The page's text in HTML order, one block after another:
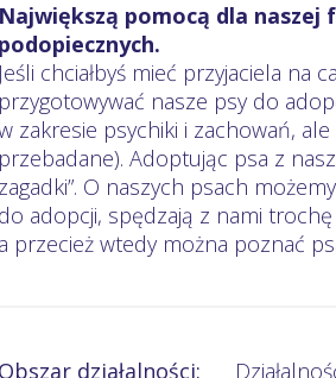
Największą pomocą dla naszej
podopiecznych.
Jeśli chciałbyś mieć przyjaciela na
przygotowywać nasze psy do
zakresie psychiki i zachowań,
przebadane). Adoptując psa z
zagadki”. O naszych psach
do adopcji, spędzają z nami
a przecież wtedy można poznać
Obszar działalności: